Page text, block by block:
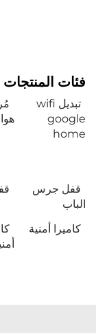
فئات
تبديل wifi
google
home
قفل جرس
الباب
كاميرا أمنية